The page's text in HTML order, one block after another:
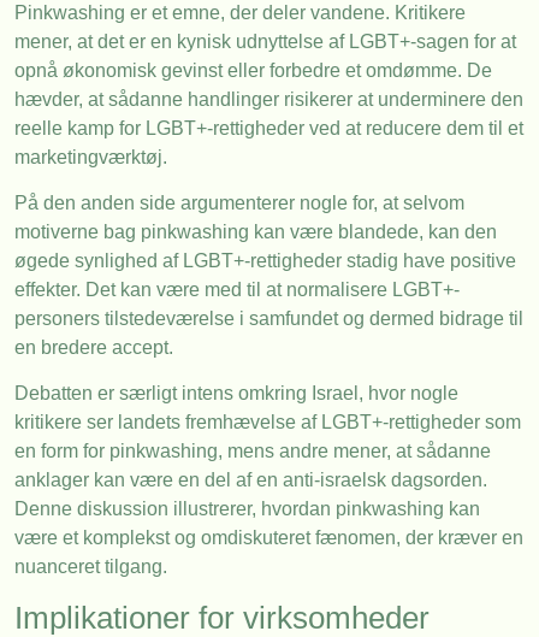
Pinkwashing er et emne, der deler vandene. Kritikere
mener, at det er en kynisk udnyttelse af LGBT+-sagen for at
opnå økonomisk gevinst eller forbedre et omdømme. De
hævder, at sådanne handlinger risikerer at underminere den
reelle kamp for LGBT+-rettigheder ved at reducere dem til et
marketingværktøj.
På den anden side argumenterer nogle for, at selvom
motiverne bag pinkwashing kan være blandede, kan den
øgede synlighed af LGBT+-rettigheder stadig have positive
effekter. Det kan være med til at normalisere LGBT+-
personers tilstedeværelse i samfundet og dermed bidrage til
en bredere accept.
Debatten er særligt intens omkring Israel, hvor nogle
kritikere ser landets fremhævelse af LGBT+-rettigheder som
en form for pinkwashing, mens andre mener, at sådanne
anklager kan være en del af en anti-israelsk dagsorden.
Denne diskussion illustrerer, hvordan pinkwashing kan
være et komplekst og omdiskuteret fænomen, der kræver en
nuanceret tilgang.
Implikationer for virksomheder